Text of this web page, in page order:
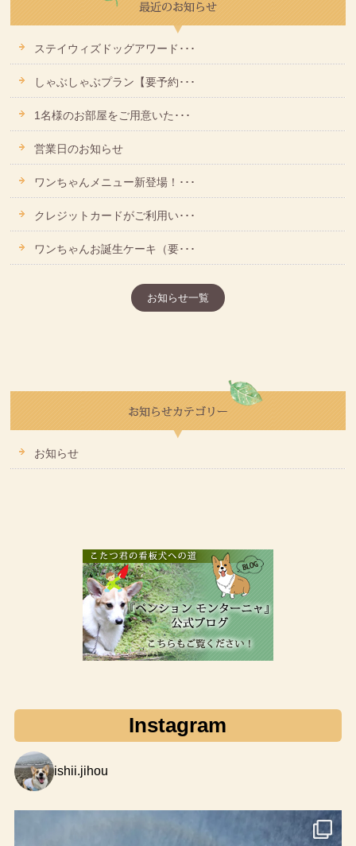
ステイウィズドッグアワード･･･
しゃぶしゃぶプラン【要予約･･･
1名様のお部屋をご用意いた･･･
営業日のお知らせ
ワンちゃんメニュー新登場！･･･
クレジットカードがご利用い･･･
ワンちゃんお誕生ケーキ（要･･･
お知らせ一覧
お知らせ
Instagram
ishii.jihou